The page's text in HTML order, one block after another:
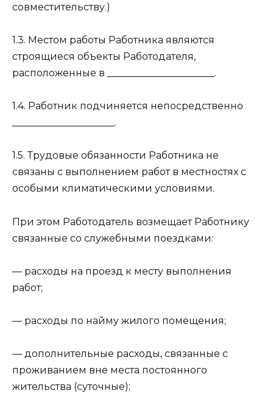
совместительству.)
1.3. Местом работы Работника являются
строящиеся объекты Работодателя,
расположенные в ______________________.
1.4. Работник подчиняется непосредственно
_____________________.
1.5. Трудовые обязанности Работника не
связаны с выполнением работ в местностях с
особыми климатическими условиями.
При этом Работодатель возмещает Работнику
связанные со служебными поездками:
— расходы на проезд к месту выполнения
работ;
— расходы по найму жилого помещения;
— дополнительные расходы, связанные с
проживанием вне места постоянного
жительства (суточные);